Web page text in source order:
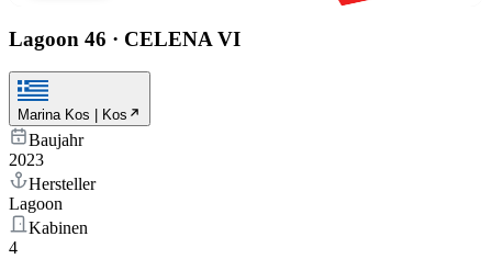
Lagoon 46 · CELENA VI
Marina Kos | Kos
Baujahr
2023
Hersteller
Lagoon
Kabinen
4